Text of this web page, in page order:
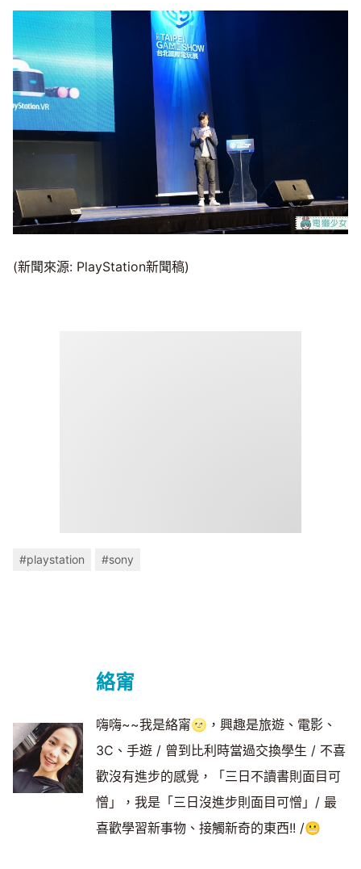
(新聞來源: PlayStation新聞稿)
#playstation #sony
絡甯
嗨嗨~~我是絡甯🌝，興趣是旅遊、電影、
3C、手遊 / 曾到比利時當過交換學生 / 不喜
歡沒有進步的感覺，「三日不讀書則面目可
憎」，我是「三日沒進步則面目可憎」/ 最
喜歡學習新事物、接觸新奇的東西!! /😬